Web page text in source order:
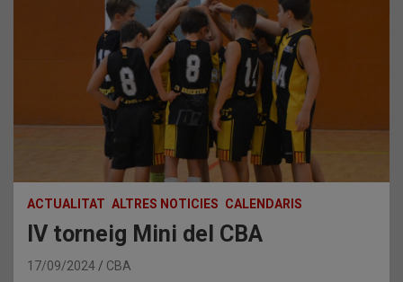
ACTUALITAT ALTRES NOTICIES CALENDARIS
IV torneig Mini del CBA
17/09/2024 CBA